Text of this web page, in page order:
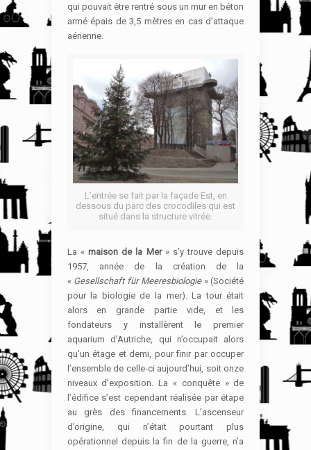
qui pouvait être rentré sous un mur en béton
armé épais de 3,5 mètres en cas d’attaque
aérienne.
L’entrée se fait par la façade Est, en
dessous du parc des crocodiles qui est
situé dans la structure vitrée.
La « maison de la Mer» s’y trouve depuis
1957, année de la création de la
« Gesellschaft für Meeresbiologie» (Société
pour la biologie de la mer). La tour était
alors en grande partie vide, et les
fondateurs y installèrent le premier
aquarium d’Autriche, qui n’occupait alors
qu’un étage et demi, pour finir par occuper
l’ensemble de celle-ci aujourd’hui, soit onze
niveaux d’exposition. La « conquête » de
l’édifice s’est cependant réalisée par étape
au grès des financements. L’ascenseur
d’origine, qui n’était pourtant plus
opérationnel depuis la fin de la guerre, n’a